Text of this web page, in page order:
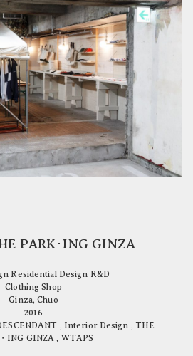
PARK･ING GINZA
Residential Design R&D
Clothing Shop
Ginza, Chuo
2016
, Interior Design , THE
ING GINZA , WTAPS